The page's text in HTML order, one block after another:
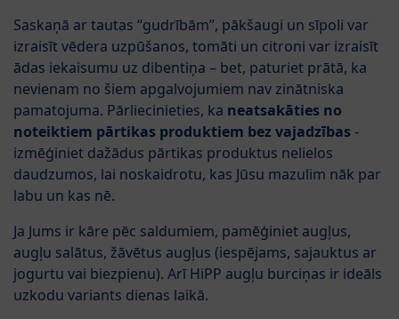
Saskaņā ar tautas “gudrībām”, pākšaugi un sīpoli var
izraisīt vēdera uzpūšanos, tomāti un citroni var izraisīt
ādas iekaisumu uz dibentiņa – bet, paturiet prātā, ka
nevienam no šiem apgalvojumiem nav zinātniska
pamatojuma. Pārliecinieties, ka neatsakāties no
noteiktiem pārtikas produktiem bez vajadzības -
izmēģiniet dažādus pārtikas produktus nelielos
daudzumos, lai noskaidrotu, kas Jūsu mazulim nāk par
labu un kas nē.
Ja Jums ir kāre pēc saldumiem, pamēģiniet augļus,
augļu salātus, žāvētus augļus (iespējams, sajauktus ar
jogurtu vai biezpienu). Arī HiPP augļu burciņas ir ideāls
uzkodu variants dienas laikā.